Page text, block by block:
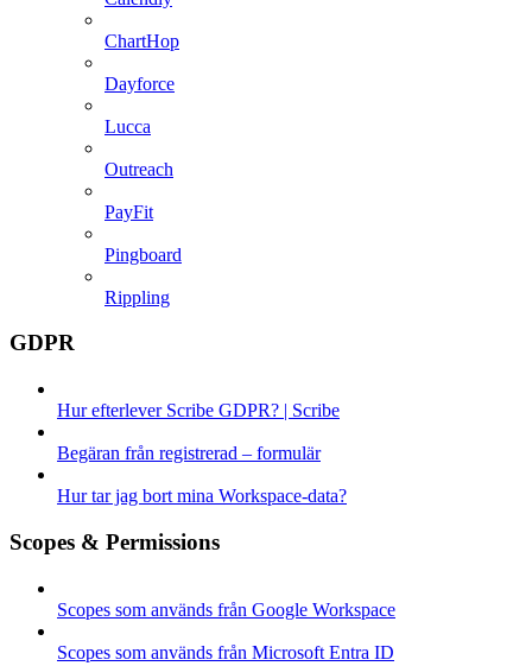
ChartHop
Dayforce
Lucca
Outreach
PayFit
Pingboard
Rippling
GDPR
Hur efterlever Scribe GDPR? | Scribe
Begäran från registrerad – formulär
Hur tar jag bort mina Workspace-data?
Scopes & Permissions
Scopes som används från Google Workspace
Scopes som används från Microsoft Entra ID